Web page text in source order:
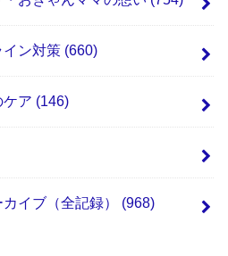
イン対策 (660)
ケア (146)
イブ（全記録） (968)